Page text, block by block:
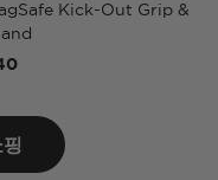
Kick-Out Grip &